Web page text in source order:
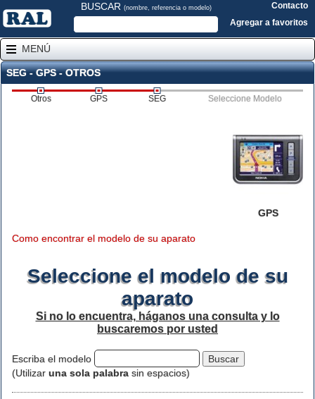
BUSCAR (nombre, referencia o modelo)
Contacto
Agregar a favoritos
MENÚ
SEG - GPS - OTROS
Otros GPS SEG Seleccione Modelo
GPS
Como encontrar el modelo de su aparato
Seleccione el modelo de su
aparato
Si no lo encuentra, háganos una consulta y lo
buscaremos por usted
Escriba el modelo
(Utilizar una sola palabra sin espacios)